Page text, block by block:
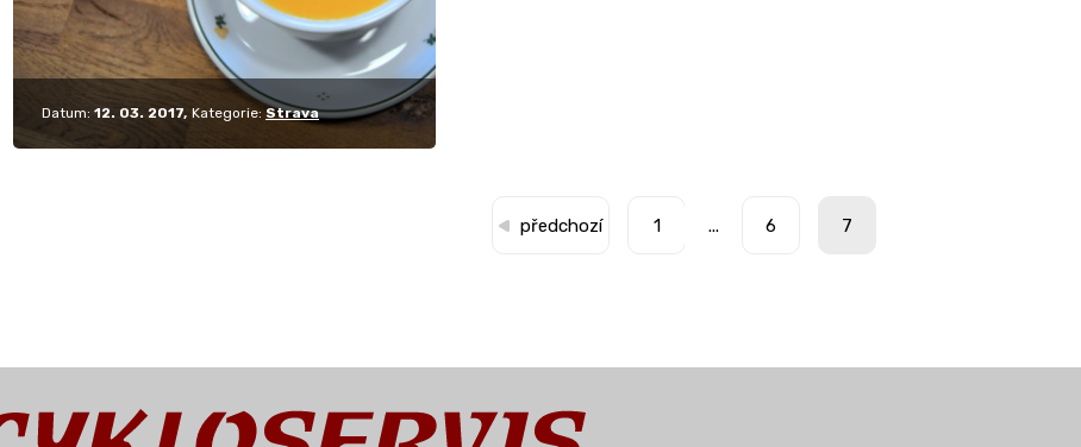
Datum: 12. 03. 2017 Kategorie: Strava
předchozí 1 ... 6 7